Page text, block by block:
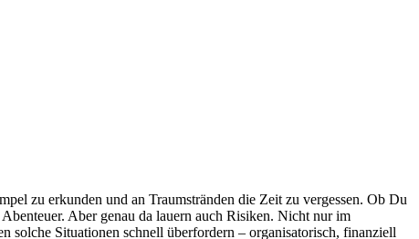
zu erkunden und an Traumstränden die Zeit zu vergessen. Ob Du
Aber genau da lauern auch Risiken. Nicht nur im
solche Situationen schnell überfordern – organisatorisch, finanziell